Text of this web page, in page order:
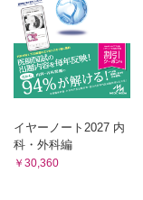
イヤーノート2027 内
科・外科編
￥30,360